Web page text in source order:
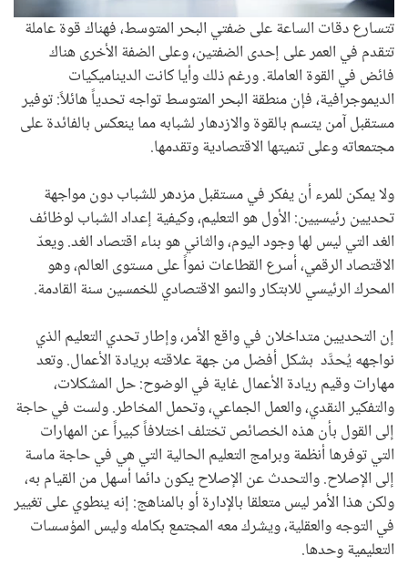
تتسارع دقات الساعة على ضفتي البحر المتوسط، فهناك قوة عاملة
تتقدم في العمر على إحدى الضفتين، وعلى الضفة الأخرى هناك
فائض في القوة العاملة. ورغم ذلك وأيا كانت الديناميكيات
الديموجرافية، فإن منطقة البحر المتوسط تواجه تحدياً هائلاً: توفير
مستقبل آمن يتسم بالقوة والازدهار لشبابه مما ينعكس بالفائدة على
مجتمعاته وعلى تنميتها الاقتصادية وتقدمها.
ولا يمكن للمرء أن يفكر في مستقبل مزدهر للشباب دون مواجهة
تحديين رئيسيين: الأول هو التعليم، وكيفية إعداد الشباب لوظائف
الغد التي ليس لها وجود اليوم، والثاني هو بناء اقتصاد الغد. ويعدّ
الاقتصاد الرقمي، أسرع القطاعات نمواً على مستوى العالم، وهو
المحرك الرئيسي للابتكار والنمو الاقتصادي للخمسين سنة القادمة.
إن التحديين متداخلان في واقع الأمر، وإطار تحدي التعليم الذي
نواجهه يُحدَّد بشكل أفضل من جهة علاقته بريادة الأعمال. وتعد
مهارات وقيم ريادة الأعمال غاية في الوضوح: حل المشكلات،
والتفكير النقدي، والعمل الجماعي، وتحمل المخاطر. ولست في حاجة
إلى القول بأن هذه الخصائص تختلف اختلافاً كبيراً عن المهارات
التي توفرها أنظمة وبرامج التعليم الحالية التي هي في حاجة ماسة
إلى الإصلاح. والتحدث عن الإصلاح يكون دائما أسهل من القيام به،
ولكن هذا الأمر ليس متعلقا بالإدارة أو بالمناهج: إنه ينطوي على تغيير
في التوجه والعقلية، ويشرك معه المجتمع بكامله وليس المؤسسات
التعليمية وحدها.